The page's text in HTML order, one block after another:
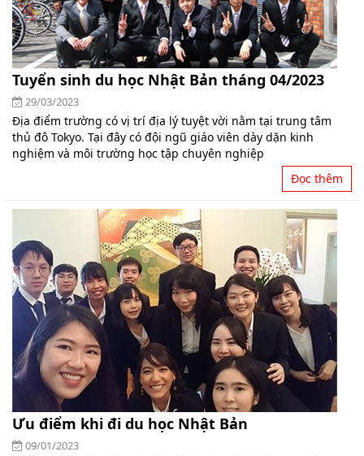
Tuyển sinh du học Nhật Bản tháng 04/2023
29/03/2023
Địa điểm trường có vị trí địa lý tuyệt vời nằm tại trung tâm
thủ đô Tokyo. Tại đây có đội ngũ giáo viên dày dặn kinh
nghiệm và môi trường học tập chuyên nghiệp
Đọc thêm
Ưu điểm khi đi du học Nhật Bản
09/01/2023